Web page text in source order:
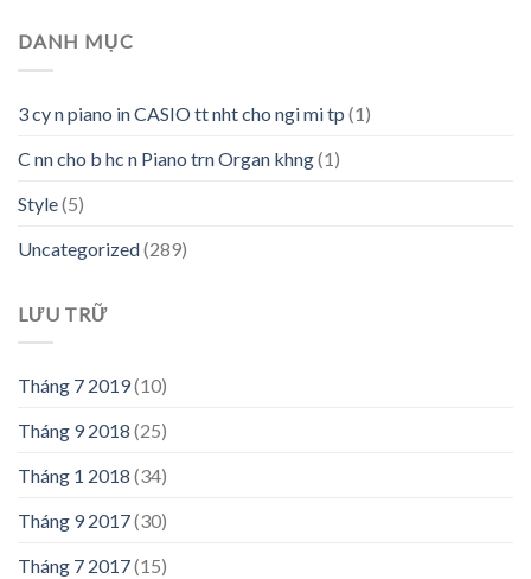
DANH MỤC
3 cy n piano in CASIO tt nht cho ngi mi tp (1)
C nn cho b hc n Piano trn Organ khng(1)
Style(5)
Uncategorized(289)
LƯU TRỮ
Tháng 7 2019(10)
Tháng 9 2018 (25)
Tháng 1 2018 (34)
Tháng 9 2017(30)
Tháng 7 2017(15)